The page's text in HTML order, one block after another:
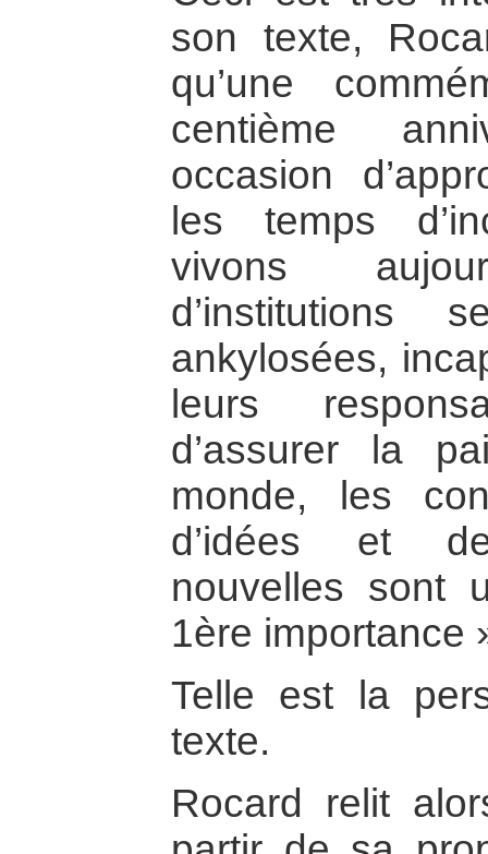
son texte,
qu’une
centième
occasion
les temps
vivons
d’institutions
ankylosées,
leurs
d’assurer la
monde, les
d’idées et
nouvelles sont
1ère importance
Telle est la
texte.
Rocard relit